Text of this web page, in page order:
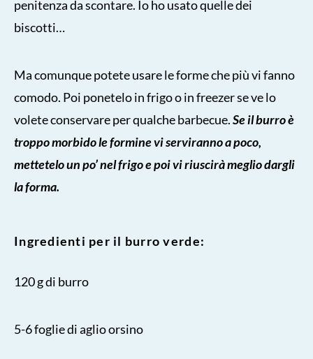
penitenza da scontare. Io ho usato quelle dei
biscotti…
Ma comunque potete usare le forme che più vi fanno
comodo. Poi ponetelo in frigo o in freezer se ve lo
volete conservare per qualche barbecue.Se il burro è
troppo morbido le formine vi serviranno a poco,
mettetelo un po’ nel frigo e poi vi riuscirà meglio dargli
la forma.
Ingredienti per il burro verde:
120 g di burro
5-6 foglie di aglio orsino